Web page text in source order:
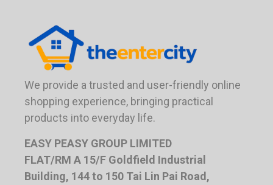
We provide a trusted and user-friendly online
shopping experience, bringing practical
products into everyday life.
EASY PEASY GROUP LIMITED
FLAT/RM A 15/F Goldfield Industrial
Building, 144 to 150 Tai Lin Pai Road,